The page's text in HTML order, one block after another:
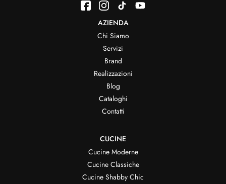
AZIENDA
Chi Siamo
Servizi
Brand
Realizzazioni
Blog
Cataloghi
Contatti
CUCINE
Cucine Moderne
Cucine Classiche
Cucine Shabby Chic